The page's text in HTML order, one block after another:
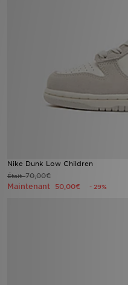
Nike Dunk Low Children
Était70,00€
Maintenant 50,00€ - 29%